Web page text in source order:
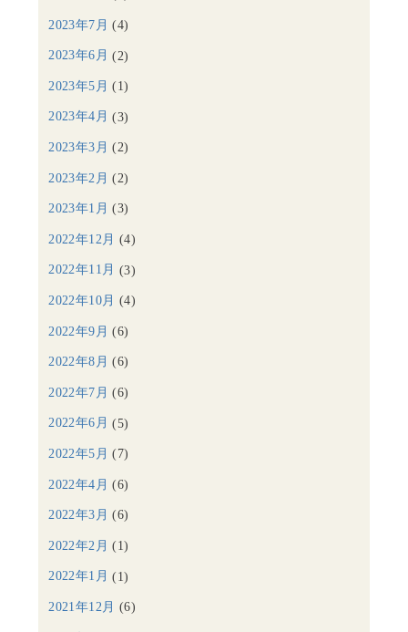
2023年7月 (4)
2023年6月 (2)
2023年5月 (1)
2023年4月 (3)
2023年3月 (2)
2023年2月 (2)
2023年1月 (3)
2022年12月 (4)
2022年11月 (3)
2022年10月 (4)
2022年9月 (6)
2022年8月 (6)
2022年7月 (6)
2022年6月 (5)
2022年5月 (7)
2022年4月 (6)
2022年3月 (6)
2022年2月 (1)
2022年1月 (1)
2021年12月 (6)